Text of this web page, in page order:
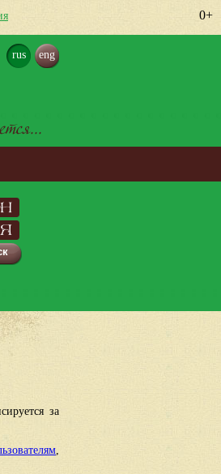
0+
rus eng
Н
Я
за
,